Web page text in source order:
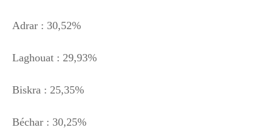
Adrar : 30,52%
Laghouat : 29,93%
Biskra : 25,35%
Béchar : 30,25%